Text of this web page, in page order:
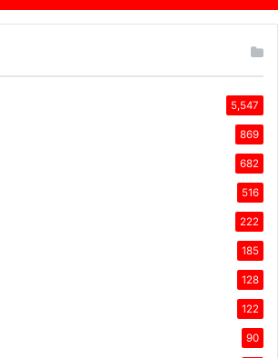
5,547
869
682
516
222
185
128
122
90